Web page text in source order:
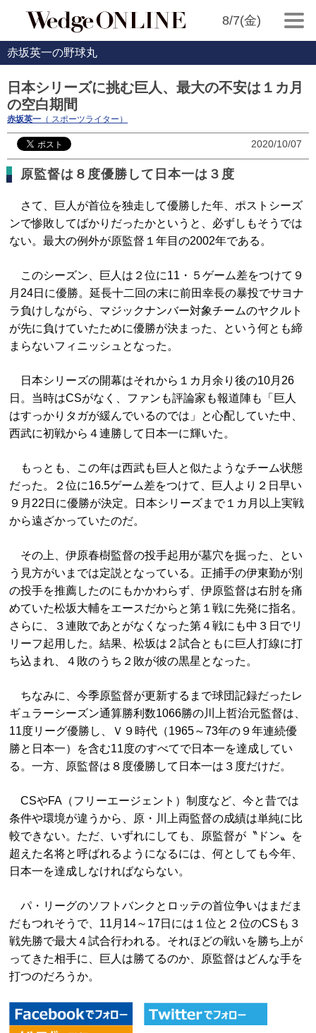
8/7(金)
赤坂英一の野球丸
日本シリーズに挑む巨人、最大の不安は１カ月
の空白期間
赤坂英一 （ スポーツライター）
2020/10/07
原監督は８度優勝して日本一は３度
さて、巨人が首位を独走して優勝した年、ポストシーズ
ンで惨敗してばかりだったかというと、必ずしもそうでは
ない。最大の例外が原監督１年目の2002年である。
このシーズン、巨人は２位に11・５ゲーム差をつけて９
月24日に優勝。延長十二回の末に前田幸長の暴投でサヨナ
ラ負けしながら、マジックナンバー対象チームのヤクルト
が先に負けていたために優勝が決まった、という何とも締
まらないフィニッシュとなった。
日本シリーズの開幕はそれから１カ月余り後の10月26
日。当時はCSがなく、ファンも評論家も報道陣も「巨人
はすっかりタガが緩んでいるのでは」と心配していた中、
西武に初戦から４連勝して日本一に輝いた。
もっとも、この年は西武も巨人と似たようなチーム状態
だった。２位に16.5ゲーム差をつけて、巨人より２日早い
９月22日に優勝が決定。日本シリーズまで１カ月以上実戦
から遠ざかっていたのだ。
その上、伊原春樹監督の投手起用が墓穴を掘った、とい
う見方がいまでは定説となっている。正捕手の伊東勤が別
の投手を推薦したのにもかかわらず、伊原監督は右肘を痛
めていた松坂大輔をエースだからと第１戦に先発に指名。
さらに、３連敗であとがなくなった第４戦にも中３日でリ
リーフ起用した。結果、松坂は２試合ともに巨人打線に打
ち込まれ、４敗のうち２敗が彼の黒星となった。
ちなみに、今季原監督が更新するまで球団記録だったレ
ギュラーシーズン通算勝利数1066勝の川上哲治元監督は、
11度リーグ優勝し、Ｖ９時代（1965～73年の９年連続優
勝と日本一）を含む11度のすべてで日本一を達成してい
る。一方、原監督は８度優勝して日本一は３度だけだ。
CSやFA（フリーエージェント）制度など、今と昔では
条件や環境が違うから、原・川上両監督の成績は単純に比
較できない。ただ、いずれにしても、原監督が〝ドン〟を
超えた名将と呼ばれるようになるには、何としても今年、
日本一を達成しなければならない。
パ・リーグのソフトバンクとロッテの首位争いはまだま
だもつれそうで、11月14～17日には１位と２位のCSも３
戦先勝で最大４試合行われる。それほどの戦いを勝ち上が
ってきた相手に、巨人は勝てるのか、原監督はどんな手を
打つのだろうか。